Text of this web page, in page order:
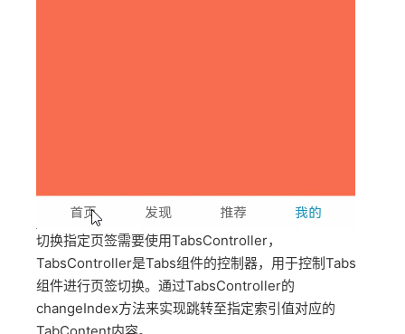
切换指定页签需要使用TabsController，
TabsController是Tabs组件的控制器，用于控制Tabs
组件进行页签切换。通过TabsController的
changeIndex方法来实现跳转至指定索引值对应的
TabContent内容。